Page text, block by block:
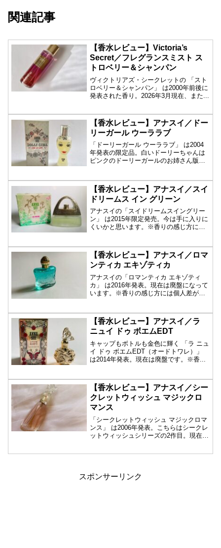
関連記事
【香水レビュー】Victoria’s
Secret／フレグランスミスト ス
トロベリー＆シャンパン
ヴィクトリアズ・シークレットの 「スト
ロベリー＆シャンパン」 は2000年前後に
発表された香り。2026年3月現在、また...
【香水レビュー】アナスイ／ドー
リーガール ウーララブ
「ドーリーガール ウーララブ」 は2004
年発表の限定品。白いドーリーちゃんは
ピンクのドーリーガールのお姉さん版。
【香水レビュー】アナスイ／スイ
ドリームス イン グリーン
アナスイの「スイドリームスイングリー
ン」 は2015年限定発売。今は手に入りに
くいかと思います。※香りの感じ方には
【香水レビュー】アナスイ／ロマ
ンティカ エキゾティカ
アナスイの「ロマンティカ エキゾティ
カ」 は2016年発表。現在は廃盤になって
います。※香りの感じ方には個人差があ
【香水レビュー】アナスイ／ラ
ニュイ ドゥ ボエムEDT
キャップもボトルも金色に輝く 「ラ ニュ
イ ドゥ ボエムEDT（オードトワレ）」
は2014年発表。現在は廃盤です。※香...
【香水レビュー】アナスイ／シー
クレットウィッシュ マジックロ
マンス
「シークレットウィッシュ マジックロマ
ンス」 は2006年発表。こちらはシークレ
ットウィッシュシリーズの2作目。現在は
スポンサーリンク